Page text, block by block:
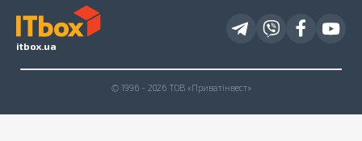
itbox.ua
© 1996 - 2026 ТОВ «Приватінвест»